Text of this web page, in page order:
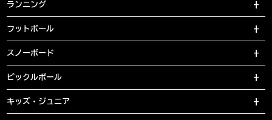
ランニング
フットボール
スノーボード
ピックルボール
キッズ・ジュニア